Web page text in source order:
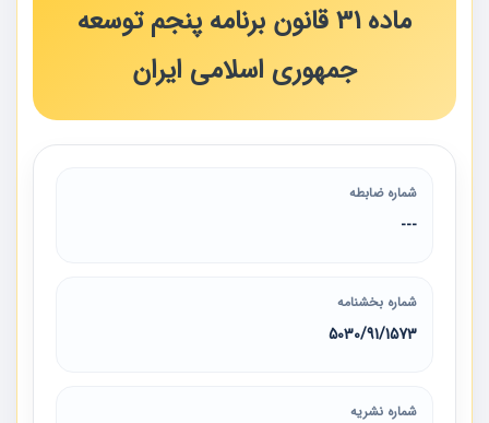
ماده 31 قانون برنامه پنجم توسعه
جمهوری اسلامی ایران
شماره ضابطه
---
شماره بخشنامه
5030/91/1573
شماره نشریه